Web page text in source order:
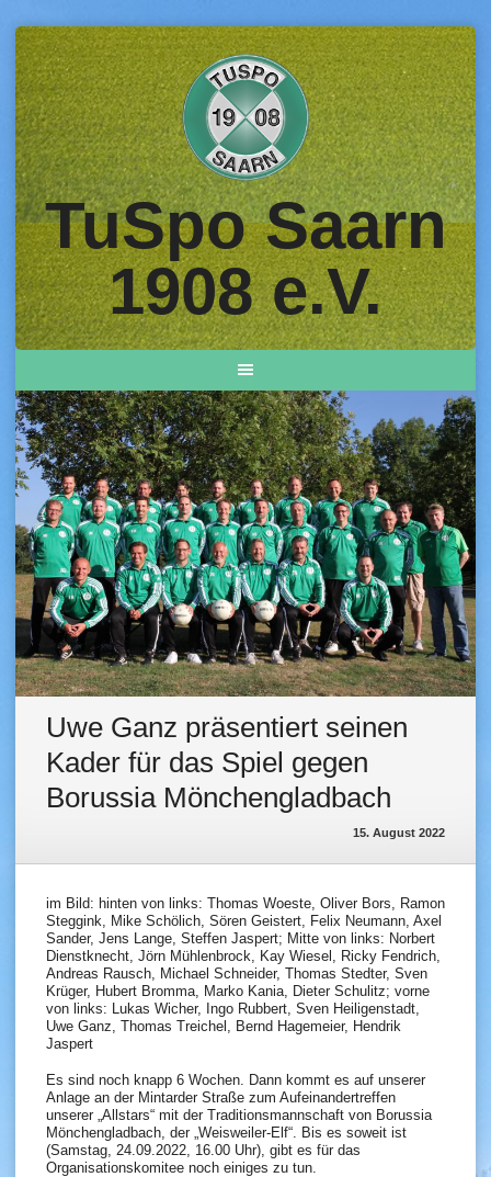
Skip
to
content
TuSpo Saarn
1908 e.V.
Uwe Ganz präsentiert seinen
Kader für das Spiel gegen
Borussia Mönchengladbach
15. August 2022
im Bild: hinten von links: Thomas Woeste, Oliver Bors, Ramon
Steggink, Mike Schölich, Sören Geistert, Felix Neumann, Axel
Sander, Jens Lange, Steffen Jaspert; Mitte von links: Norbert
Dienstknecht, Jörn Mühlenbrock, Kay Wiesel, Ricky Fendrich,
Andreas Rausch, Michael Schneider, Thomas Stedter, Sven
Krüger, Hubert Bromma, Marko Kania, Dieter Schulitz; vorne
von links: Lukas Wicher, Ingo Rubbert, Sven Heiligenstadt,
Uwe Ganz, Thomas Treichel, Bernd Hagemeier, Hendrik
Jaspert
Es sind noch knapp 6 Wochen. Dann kommt es auf unserer
Anlage an der Mintarder Straße zum Aufeinandertreffen
unserer „Allstars“ mit der Traditionsmannschaft von Borussia
Mönchengladbach, der „Weisweiler-Elf“. Bis es soweit ist
(Samstag, 24.09.2022, 16.00 Uhr), gibt es für das
Organisationskomitee noch einiges zu tun.